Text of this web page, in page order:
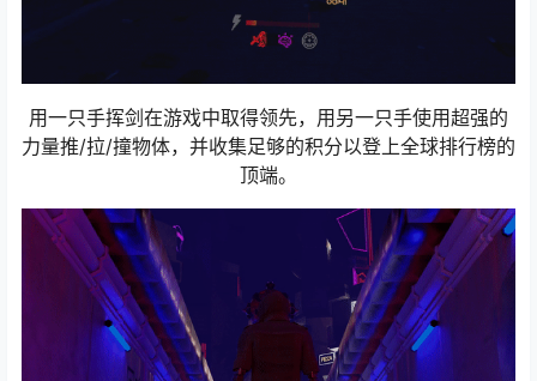
用一只手挥剑在游戏中取得领先，用另一只手使用超强的
力量推/拉/撞物体，并收集足够的积分以登上全球排行榜的
顶端。